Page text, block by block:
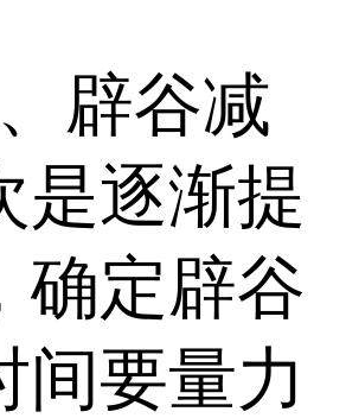
谷减
是逐渐提
确定辟谷
间要量力